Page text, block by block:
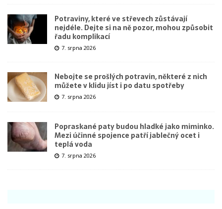
Potraviny, které ve střevech zůstávají
nejdéle. Dejte si na ně pozor, mohou způsobit
řadu komplikací
7. srpna 2026
Nebojte se prošlých potravin, některé z nich
můžete v klidu jíst i po datu spotřeby
7. srpna 2026
Popraskané paty budou hladké jako miminko.
Mezi účinné spojence patří jablečný ocet i
teplá voda
7. srpna 2026